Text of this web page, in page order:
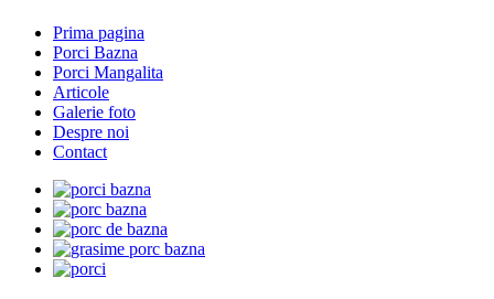
Prima pagina
Porci Bazna
Porci Mangalita
Articole
Galerie foto
Despre noi
Contact